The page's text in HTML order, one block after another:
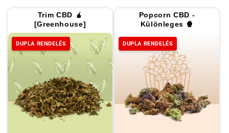
Trim CBD 🧉
[Greenhouse]
DUPLA RENDELÉS
Popcorn CBD -
Különleges 🍿
DUPLA RENDELÉS